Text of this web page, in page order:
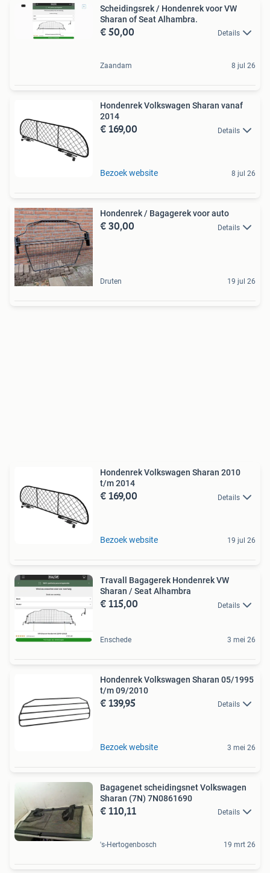
Scheidingsrek / Hondenrek voor VW
Sharan of Seat Alhambra.
€ 50,00 Details
Zaandam 8 jul 26
Hondenrek Volkswagen Sharan vanaf
2014
€ 169,00 Details
Bezoek website 8 jul 26
Hondenrek / Bagagerek voor auto
€ 30,00 Details
Druten 19 jul 26
Hondenrek Volkswagen Sharan 2010
t/m 2014
€ 169,00 Details
Bezoek website 19 jul 26
Travall Bagagerek Hondenrek VW
Sharan / Seat Alhambra
€ 115,00 Details
Enschede 3 mei 26
Hondenrek Volkswagen Sharan 05/1995
t/m 09/2010
€ 139,95 Details
Bezoek website 3 mei 26
Bagagenet scheidingsnet Volkswagen
Sharan (7N) 7N0861690
€ 110,11 Details
's-Hertogenbosch 19 mrt 26